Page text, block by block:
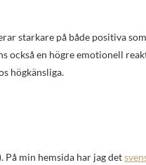
starkare på både positiva
också en högre emotionell
högkänsliga.
På min hemsida har jag det